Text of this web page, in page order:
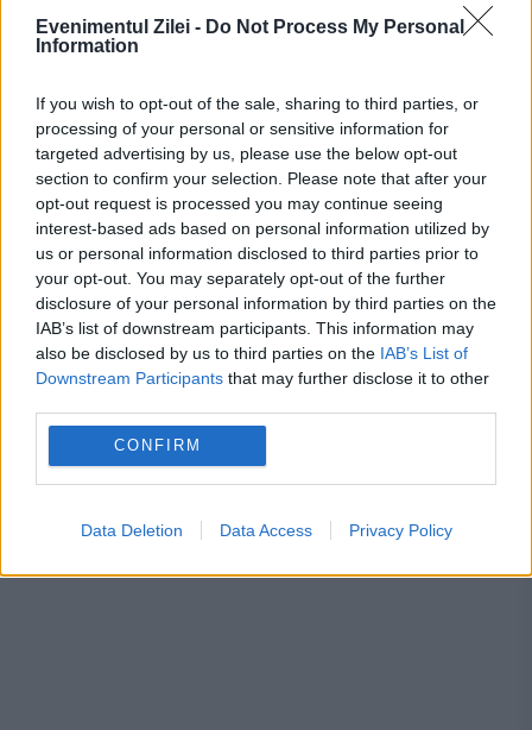
Evenimentul Zilei - Do Not Process My Personal
Information
If you wish to opt-out of the sale, sharing to third parties, or
processing of your personal or sensitive information for
targeted advertising by us, please use the below opt-out
section to confirm your selection. Please note that after your
opt-out request is processed you may continue seeing
interest-based ads based on personal information utilized by
us or personal information disclosed to third parties prior to
your opt-out. You may separately opt-out of the further
disclosure of your personal information by third parties on the
IAB’s list of downstream participants. This information may
also be disclosed by us to third parties on the IAB’s List of
Downstream Participants that may further disclose it to other
CONFIRM
Data Deletion Data Access Privacy Policy
Cine are dreptul să încaseze ultima
de depunere a cererii
Peste 900 de primării riscă să rămână
fără bani de la buget. Oana Gheorghiu:
Trebuie să fie înrolate în platforma
Ghiseul.ro
coruptie iccj Parchet
suspect teodor nita